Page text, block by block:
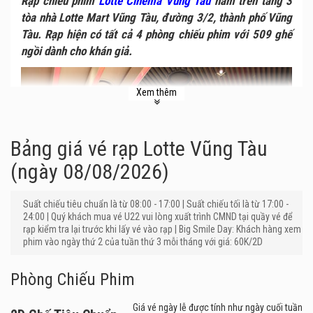
tòa nhà Lotte Mart Vũng Tàu, đường 3/2, thành phố Vũng
Tàu. Rạp hiện có tất cả 4 phòng chiếu phim với 509 ghế
ngồi dành cho khán giả.
Xem thêm
Bảng giá vé rạp Lotte Vũng Tàu
(ngày 08/08/2026)
Suất chiếu tiêu chuẩn là từ 08:00 - 17:00 | Suất chiếu tối là từ 17:00 -
24:00 | Quý khách mua vé U22 vui lòng xuất trình CMND tại quầy vé để
rạp kiểm tra lại trước khi lấy vé vào rạp | Big Smile Day: Khách hàng xem
phim vào ngày thứ 2 của tuần thứ 3 mỗi tháng với giá: 60K/2D
Phòng Chiếu Phim
Giá vé ngày lễ được tính như ngày cuối tuần